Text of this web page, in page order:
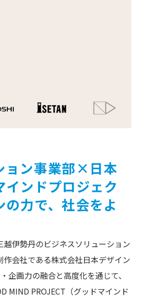
ョン事業部×日本
ンドプロジェク
力で、社会をよ
伊勢丹のビジネスソリューション
会社である株式会社日本デザイン
企画力の融合と高度化を通じて、
MIND PROJECT（グッドマインド